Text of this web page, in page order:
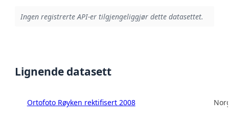
Ingen registrerte API-er tilgjengeliggjør dette datasettet.
Lignende datasett
Ortofoto Røyken rektifisert 2008